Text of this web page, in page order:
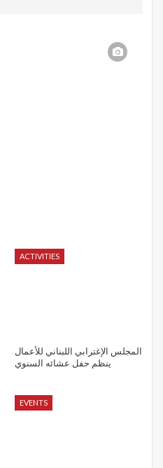
ACTIVITIES
المجلس الإغترابي اللبناني للأعمال
ينظم حفل عشائه السنوي
EVENTS